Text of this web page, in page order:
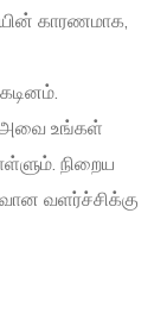
காரணமாக,
அவை உங்கள்
நிறைய
வளர்ச்சிக்கு